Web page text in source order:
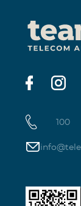
100